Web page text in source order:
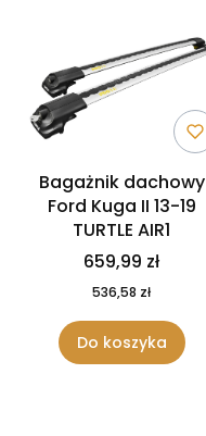
Bagażnik dachowy
Ford Kuga II 13-19
TURTLE AIR1
659,99 zł
536,58 zł
Do koszyka